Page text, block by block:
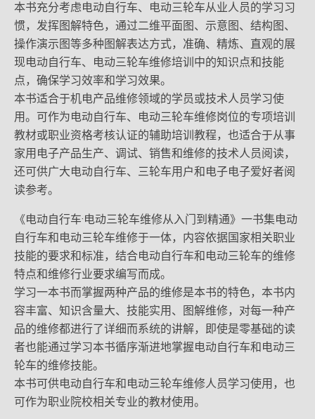
本书充分考虑电动自行车、电动三轮车从业人员的学习习
惯，发挥图解特色，通过二维平面图、示意图、结构图、
操作演示图等多种图解表达方式，准确、精炼、直观的展
现电动自行车、电动三轮车维修培训中的知识点和技能
点，确保学习效率和学习效果。
本书适合于机电产品维修领域的学员或技术人员学习使
用。可作为电动自行车、电动三轮车维修岗位的专项培训
教材或职业资格考核认证的辅助培训教程，也适合于从事
家用电子产品生产、调试、销售和维修的技术人员阅读，
还可供广大电动自行车、三轮车用户和电子电子爱好者阅
读参考。
《电动自行车·电动三轮车维修从入门到精通》一书集电动
自行车和电动三轮车维修于一体，内容依据国家相关职业
技能的要求和标准，结合电动自行车和电动三轮车的维修
特点和维修行业要求编写而成。
学习一本书而掌握两种产品的维修是本书的特色，本书内
容丰富、知识含量大、技能实用、图解维修，对每一种产
品的维修都进行了详细而系统的讲解，即使是零基础的读
者也能通过学习本书循序渐进地掌握电动自行车和电动三
轮车的维修技能。
本书可供电动自行车和电动三轮车维修人员学习使用，也
可作为职业院校相关专业的教材使用。